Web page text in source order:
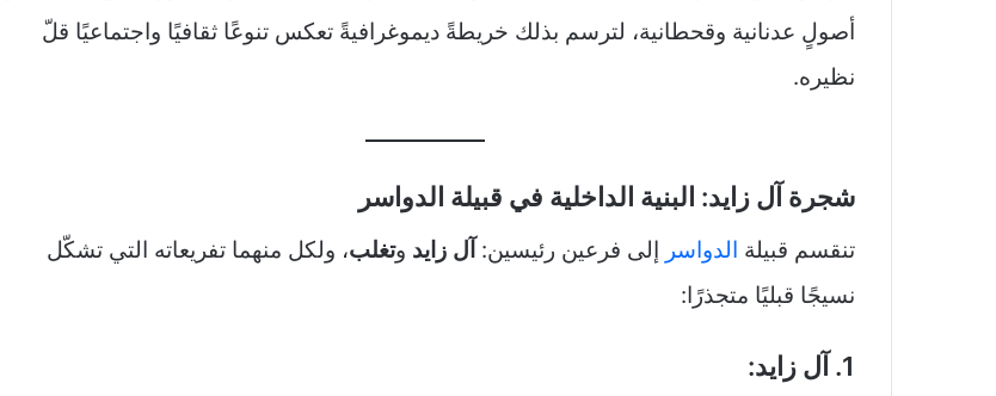
أصولٍ عدنانية وقحطانية، لترسم بذلك خريطةً ديموغرافيةً تعكس تنوعًا ثقافيًا واجتماعيًا قلّ
نظيره.
شجرة آل زايد: البنية الداخلية في قبيلة الدواسر
تنقسم قبيلة الدواسر إلى فرعين رئيسين: آل زايد وتغلب، ولكل منهما تفريعاته التي تشكّل
نسيجًا قبليًا متجذرًا:
1. آل زايد: